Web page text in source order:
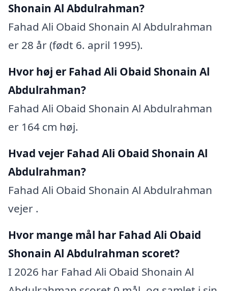
Shonain Al Abdulrahman?
Fahad Ali Obaid Shonain Al Abdulrahman
er 28 år (født 6. april 1995).
Hvor høj er Fahad Ali Obaid Shonain Al
Abdulrahman?
Fahad Ali Obaid Shonain Al Abdulrahman
er 164 cm høj.
Hvad vejer Fahad Ali Obaid Shonain Al
Abdulrahman?
Fahad Ali Obaid Shonain Al Abdulrahman
vejer .
Hvor mange mål har Fahad Ali Obaid
Shonain Al Abdulrahman scoret?
I 2026 har Fahad Ali Obaid Shonain Al